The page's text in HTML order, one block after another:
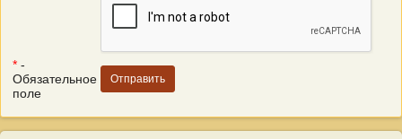
* -
Обязательное
поле